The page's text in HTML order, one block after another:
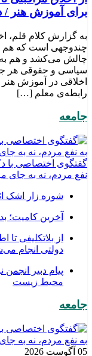
برای آموزش هنر /
به گزارش کلام قلم،
چندوجهی است که هم
چالش می‌کشد و هم به
سیاسی و حقوقی هر
اخلاقی در آموزش هنر
رابطه‌ی معلم […]
جامعه
گفتگوی اختصاصی با
نفع مردم، نه به جای
شوره زار اشک
​آخرین کامیت؛
از بلاتکلیفی
دولتی انجام
پیام دبیر
محیط زیست
جامعه
05 آگوست 2026